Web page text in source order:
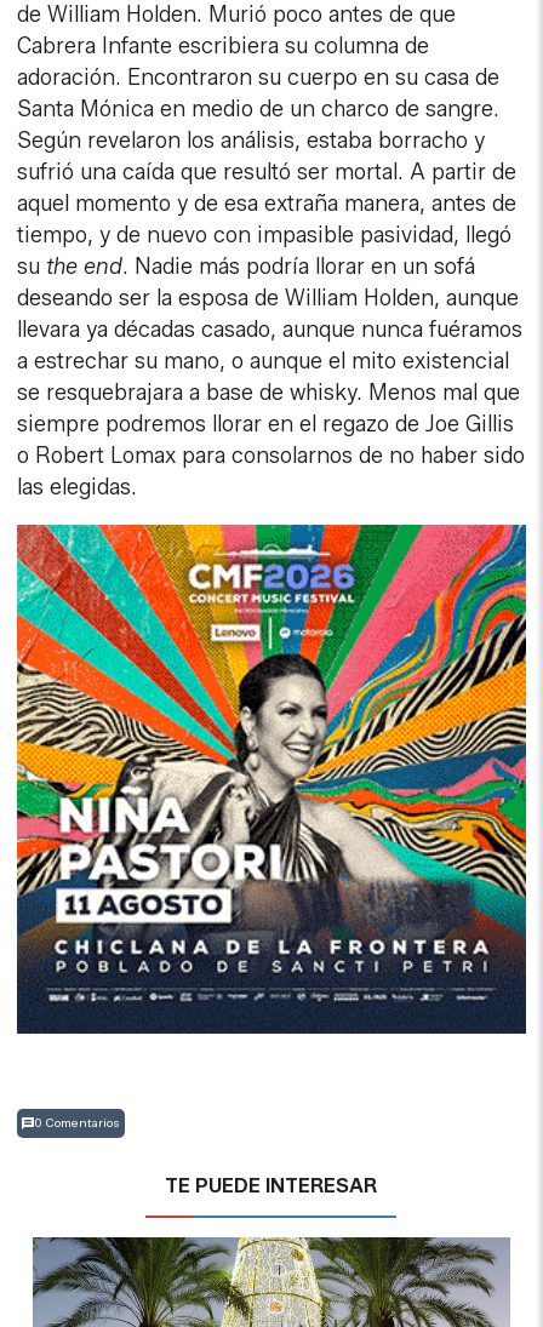
de William Holden. Murió poco antes de que
Cabrera Infante escribiera su columna de
adoración. Encontraron su cuerpo en su casa de
Santa Mónica en medio de un charco de sangre.
Según revelaron los análisis, estaba borracho y
sufrió una caída que resultó ser mortal. A partir de
aquel momento y de esa extraña manera, antes de
tiempo, y de nuevo con impasible pasividad, llegó
su the end. Nadie más podría llorar en un sofá
deseando ser la esposa de William Holden, aunque
llevara ya décadas casado, aunque nunca fuéramos
a estrechar su mano, o aunque el mito existencial
se resquebrajara a base de whisky. Menos mal que
siempre podremos llorar en el regazo de Joe Gillis
o Robert Lomax para consolarnos de no haber sido
las elegidas.
0 Comentarios
TE PUEDE INTERESAR